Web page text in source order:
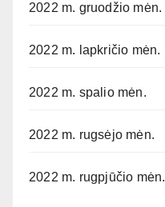
2022 m. gruodžio mėn.
2022 m. lapkričio mėn.
2022 m. spalio mėn.
2022 m. rugsėjo mėn.
2022 m. rugpjūčio mėn.